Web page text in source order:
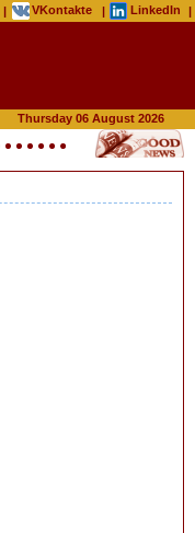
| VKontakte | LinkedIn |
Thursday 06 August 2026